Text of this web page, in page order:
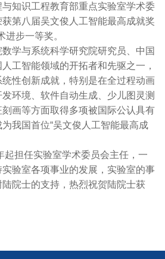
知识工程教育部重点实验室学术委
第八届吴文俊人工智能最高成就奖
步一等奖。
学与系统科学研究院研究员、中国
工智能领域的开拓者和先驱之一，
性创新成就，特别是在全过程动画
环境、软件自动生成、少儿图灵测
画等方面取得多项被国际公认具有
我国首位“吴文俊人工智能最高成
担任实验室学术委员会主任，一
验室各项事业的发展，实验室的事
院士的支持，热烈祝贺陆院士获